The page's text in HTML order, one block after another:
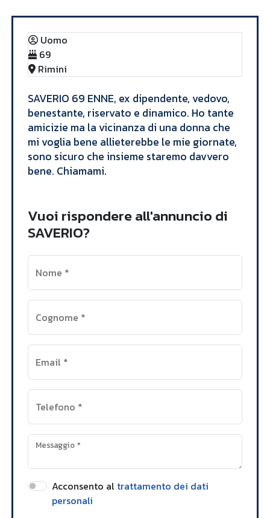
Annunci
Uomo
69
Rimini
​SAVERIO 69 ENNE, ex dipendente, vedovo,
benestante, riservato e dinamico. Ho tante
amicizie ma la vicinanza di una donna che
mi voglia bene allieterebbe le mie giornate,
sono sicuro che insieme staremo davvero
bene. Chiamami. ​
Vuoi rispondere all'annuncio di
SAVERIO?
Nome *
Cognome *
Email *
Telefono *
Messaggio*
Acconsento al trattamento dei dati
personali